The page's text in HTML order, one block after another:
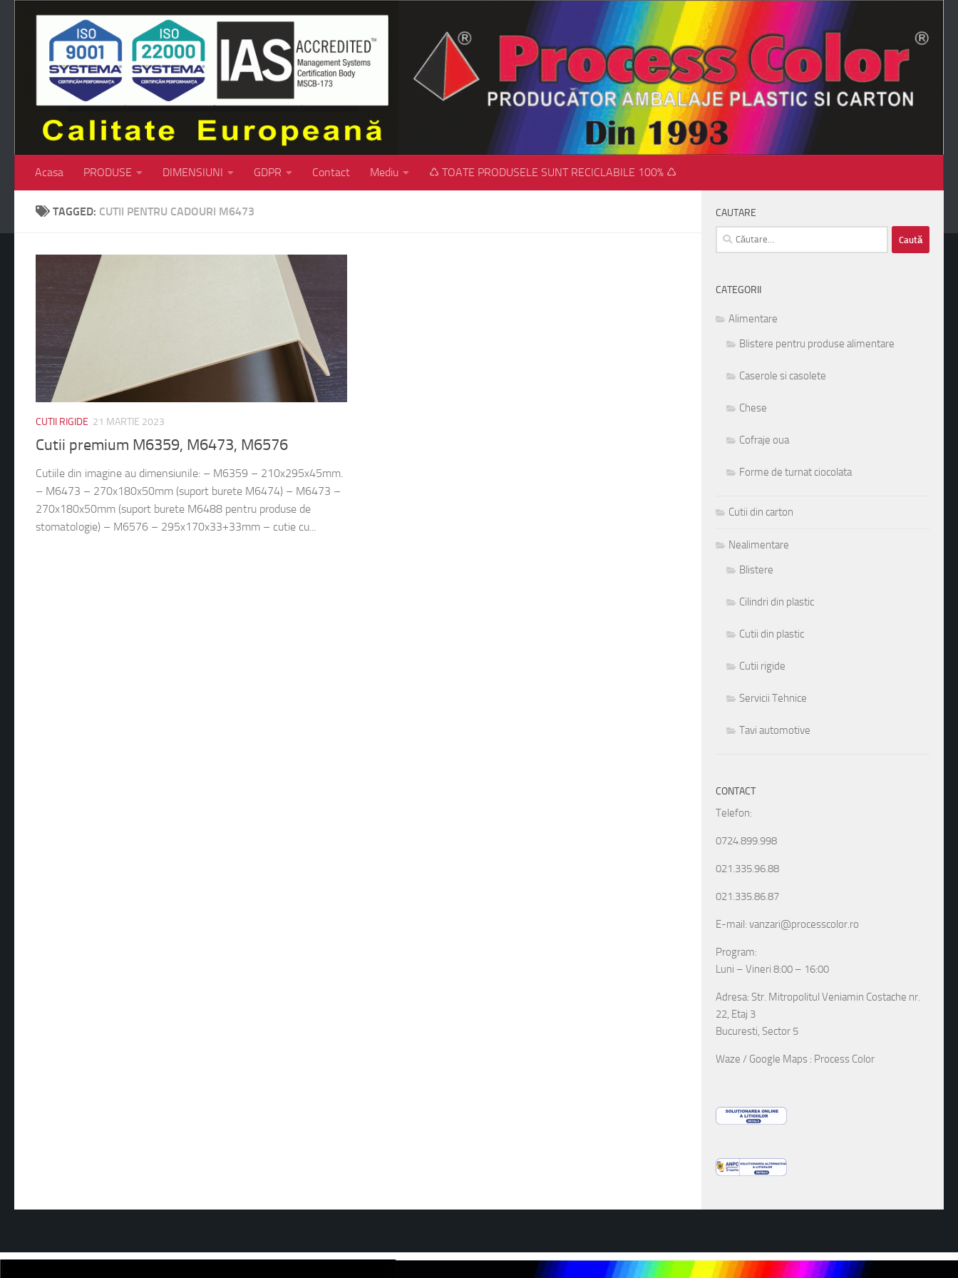
Skip to content
Acasa PRODUSE DIMENSIUNI GDPR Contact Mediu ♺ TOATE PRODUSELE SUNT RECICLABILE 100% ♺
TAGGED: CUTII PENTRU CADOURI M6473
CUTII RIGIDE 21 MARTIE 2023
Cutii premium M6359, M6473, M6576
Cutiile din imagine au dimensiunile: – M6359 – 210x295x45mm.
– M6473 – 270x180x50mm (suport burete M6474) – M6473 –
270x180x50mm (suport burete M6488 pentru produse de
stomatologie) – M6576 – 295x170x33+33mm – cutie cu...
CAUTARE
Caută
după:
CATEGORII
Alimentare
Blistere pentru produse alimentare
Caserole si casolete
Chese
Cofraje oua
Forme de turnat ciocolata
Cutii din carton
Nealimentare
Blistere
Cilindri din plastic
Cutii din plastic
Cutii rigide
Servicii Tehnice
Tavi automotive
CONTACT
Telefon:
0724.899.998
021.335.96.88
021.335.86.87
E-mail: vanzari@processcolor.ro
Program:
Luni – Vineri 8:00 – 16:00
Adresa: Str. Mitropolitul Veniamin Costache nr.
22, Etaj 3
Bucuresti, Sector 5
Waze / Google Maps : Process Color